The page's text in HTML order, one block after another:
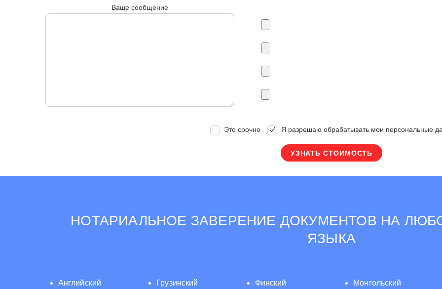
Ваше сообщение
Это срочно Я разрешаю обрабатывать мои персональные
НОТАРИАЛЬНОЕ ЗАВЕРЕНИЕ ДОКУМЕНТОВ НА
ЯЗЫКА
Английский
Грузинский
Финский
Монгольский